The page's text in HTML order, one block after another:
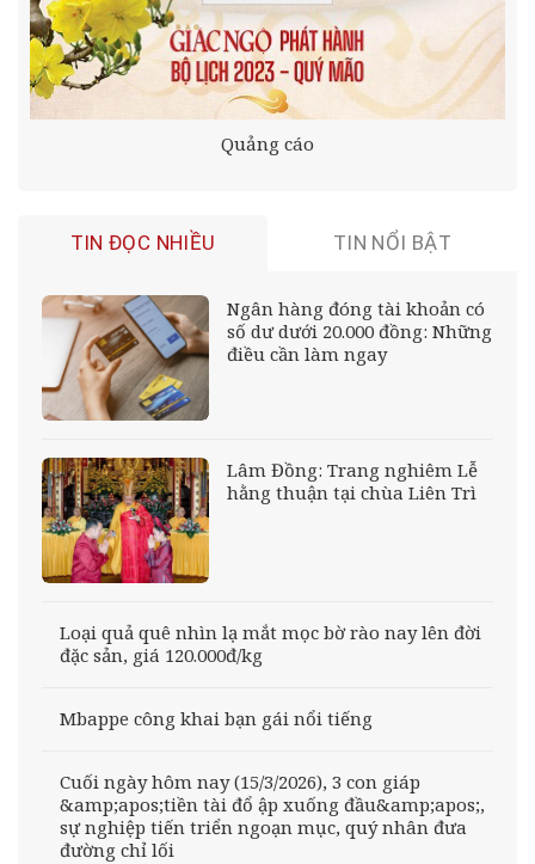
Quảng cáo
TIN ĐỌC NHIỀU TIN NỔI BẬT
Ngân hàng đóng tài khoản có
số dư dưới 20.000 đồng: Những
điều cần làm ngay
Lâm Đồng: Trang nghiêm Lễ
hằng thuận tại chùa Liên Trì
Loại quả quê nhìn lạ mắt mọc bờ rào nay lên đời
đặc sản, giá 120.000đ/kg
Mbappe công khai bạn gái nổi tiếng
Cuối ngày hôm nay (15/3/2026), 3 con giáp
&amp;apos;tiền tài đổ ập xuống đầu&amp;apos;,
sự nghiệp tiến triển ngoạn mục, quý nhân đưa
đường chỉ lối